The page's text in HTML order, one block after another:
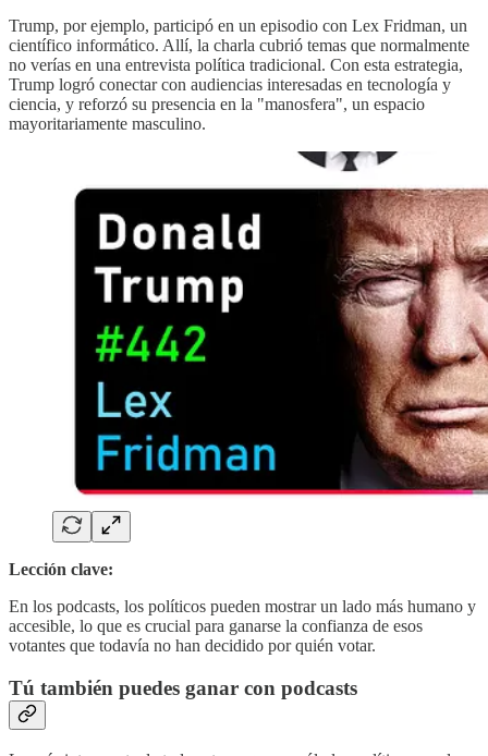
Trump, por ejemplo, participó en un episodio con Lex Fridman, un
científico informático. Allí, la charla cubrió temas que normalmente
no verías en una entrevista política tradicional. Con esta estrategia,
Trump logró conectar con audiencias interesadas en tecnología y
ciencia, y reforzó su presencia en la "manosfera", un espacio
mayoritariamente masculino.
Lección clave:
En los podcasts, los políticos pueden mostrar un lado más humano y
accesible, lo que es crucial para ganarse la confianza de esos
votantes que todavía no han decidido por quién votar.
Tú también puedes ganar con podcasts